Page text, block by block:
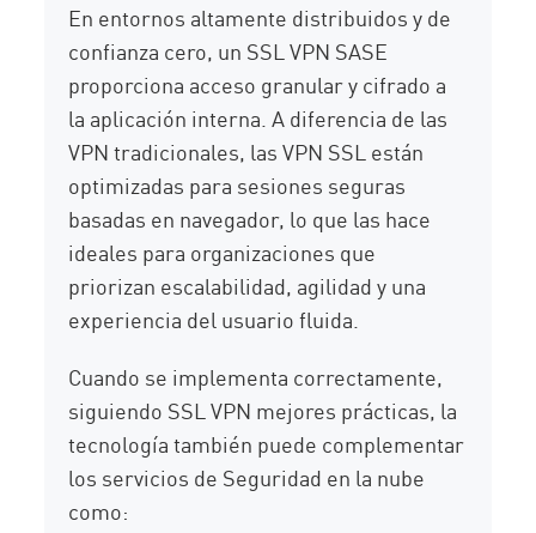
En entornos altamente distribuidos y de
confianza cero, un SSL VPN SASE
proporciona acceso granular y cifrado a
la aplicación interna. A diferencia de las
VPN tradicionales, las VPN SSL están
optimizadas para sesiones seguras
basadas en navegador, lo que las hace
ideales para organizaciones que
priorizan escalabilidad, agilidad y una
experiencia del usuario fluida.
Cuando se implementa correctamente,
siguiendo SSL VPN mejores prácticas, la
tecnología también puede complementar
los servicios de Seguridad en la nube
como: